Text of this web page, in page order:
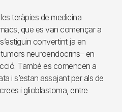
teràpies de medicina
que es van començar a
convertint ja en
neuroendocrins– en
També es comencen a
i s’estan assajant per als de
i glioblastoma, entre